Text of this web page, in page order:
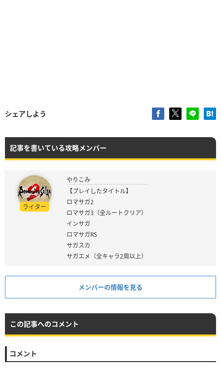
シェアしよう
記事を書いている攻略メンバー
ライター
やりこみ
【プレイしたタイトル】
ロマサガ2
ロマサガ3（全ルートクリア）
インサガ
ロマサガRS
サガスカ
サガエメ（全キャラ2周以上）
メンバーの情報を見る
この記事へのコメント
コメント